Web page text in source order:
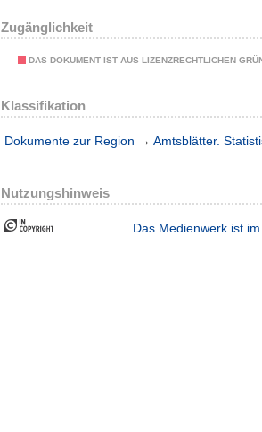
Zugänglichkeit
DAS DOKUMENT IST AUS LIZENZRECHTLICHEN
Klassifikation
Dokumente zur Region → Amtsblätter.
Nutzungshinweis
Das Medienwerk ist